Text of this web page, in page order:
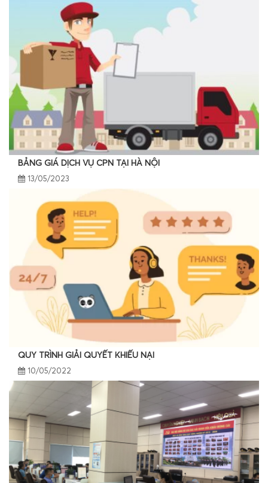
BẢNG GIÁ DỊCH VỤ CPN TẠI HÀ NỘI
13/05/2023
QUY TRÌNH GIẢI QUYẾT KHIẾU NẠI
10/05/2022